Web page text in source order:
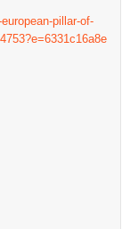
pillar-of-